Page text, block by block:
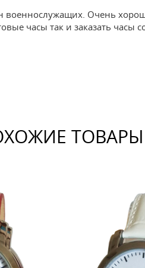
Очень
часы так и заказать часы
ТОВАРЫ